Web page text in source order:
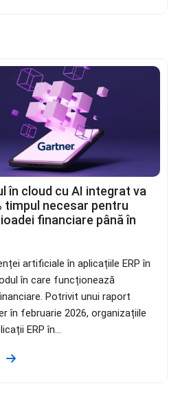
în cloud cu AI integrat va
timpul necesar pentru
financiare până în
artificiale în aplicațiile ERP în
în care funcționează
Potrivit unui raport
în februarie 2026, organizațiile
ERP în...